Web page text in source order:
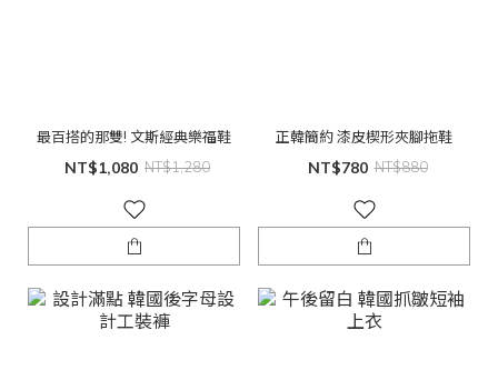
最百搭的那雙! 文斯經典樂福鞋
NT$1,080 NT$1,280
正韓簡約 漆皮楔形夾腳拖鞋
NT$780 NT$880